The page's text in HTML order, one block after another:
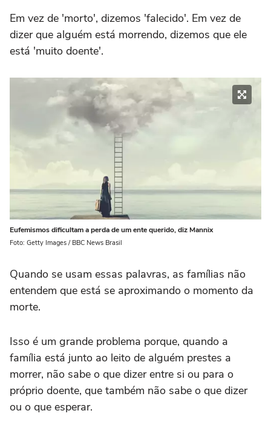
Em vez de 'morto', dizemos 'falecido'. Em vez de
dizer que alguém está morrendo, dizemos que ele
está 'muito doente'.
Eufemismos dificultam a perda de um ente querido, diz Mannix
Foto: Getty Images / BBC News Brasil
Quando se usam essas palavras, as famílias não
entendem que está se aproximando o momento da
morte.
Isso é um grande problema porque, quando a
família está junto ao leito de alguém prestes a
morrer, não sabe o que dizer entre si ou para o
próprio doente, que também não sabe o que dizer
ou o que esperar.